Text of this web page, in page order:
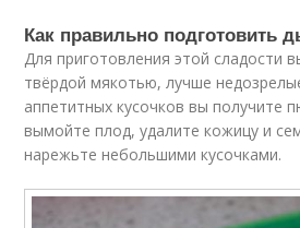
Как правильно подготовить
Для приготовления этой сладости
твёрдой мякотью, лучше
аппетитных кусочков вы получите
вымойте плод, удалите кожицу и
нарежьте небольшими кусочками.